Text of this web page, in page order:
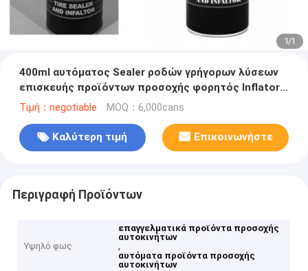
1/1
400ml αυτόματος Sealer ροδών γρήγορων λύσεων
επισκευής προϊόντων προσοχής φορητός Inflator
ψεκασμός
Τιμή：negotiable MOQ：6,000cans
Καλύτερη τιμή Επικοινωνήστε
Περιγραφή Προϊόντων
Υψηλό φως
επαγγελματικά προϊόντα προσοχής
αυτοκινήτων
,
αυτόματα προϊόντα προσοχής
αυτοκινήτων